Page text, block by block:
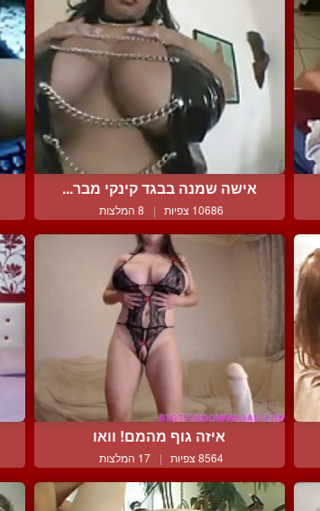
אישה שמנה בבגד קינקי מבר...
10686 צפיות | 8 המלצות
איזה גוף מהמם! וואו
8564 צפיות | 17 המלצות